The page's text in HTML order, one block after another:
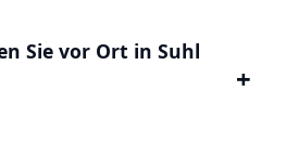
Sie vor Ort in Suhl